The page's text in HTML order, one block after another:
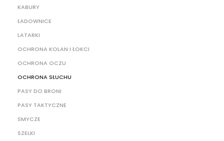
KABURY
ŁADOWNICE
LATARKI
OCHRONA KOLAN I ŁOKCI
OCHRONA OCZU
OCHRONA SŁUCHU
PASY DO BRONI
PASY TAKTYCZNE
SMYCZE
SZELKI